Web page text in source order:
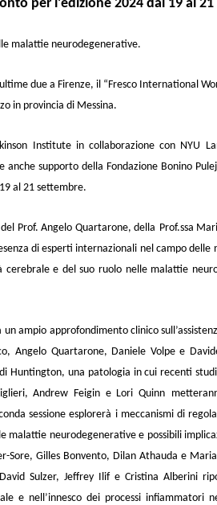
per l’edizione 2024 dal 19 al
malattie neurodegenerative.
due a Firenze, il “Fresco International
in provincia di Messina.
Institutein collaborazione con NYU
anche supporto della Fondazione Bonino
al 21 settembre.
Prof. Angelo Quartarone,della Prof.ssa
di esperti internazionali nel campo delle
cerebrale e del suo ruolo nelle malattie
ampio approfondimento clinico
Angelo Quartarone, Daniele Volpee
Huntington, una patologia in cui recenti
Andrew Feigin e Lori Quinn
sessione esplorerà i meccanismi di
malattie neurodegenerative e possibili
Sore, Gilles Bonvento, Dilan Athaudae
Sulzer, Jeffrey Ilif eCristina Alberini
e nell’innesco dei processi infiammatori